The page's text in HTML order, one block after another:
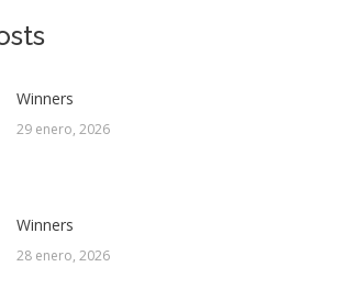
Winners
29 enero, 2026
Winners
28 enero, 2026